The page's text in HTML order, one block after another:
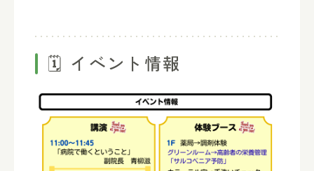
🗓️ イベント情報